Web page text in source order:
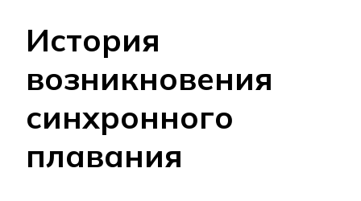
История
возникновения
синхронного
плавания